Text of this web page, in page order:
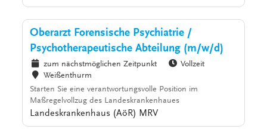
Oberarzt Forensische Psychiatrie /
Psychotherapeutische Abteilung (m/w/d)
zum nächstmöglichen Zeitpunkt
Vollzeit
Weißenthurm
Starten Sie eine verantwortungsvolle Position im
Maßregelvollzug des Landeskrankenhaues
Landeskrankenhaus (AöR) MRV